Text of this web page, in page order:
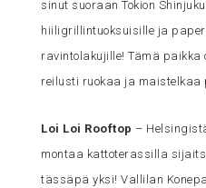
sinut suoraan Tokion
hiiligrillintuoksuisille ja
ravintolakujille! Tämä paikka
reilusti ruokaa ja maistelkaa
Loi Loi Rooftop –
montaa kattoterassilla
tässäpä yksi! Vallilan